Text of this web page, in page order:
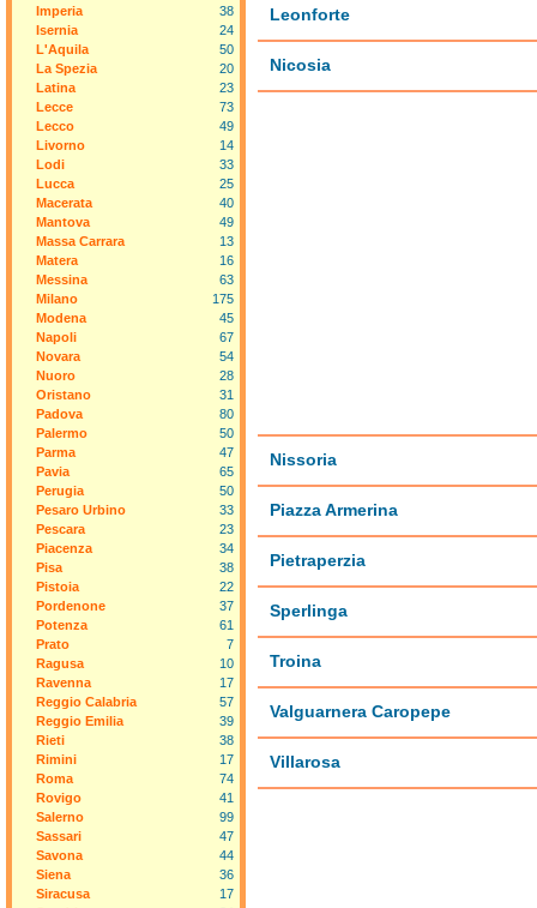
Leonforte
Nicosia
Nissoria
Piazza Armerina
Pietraperzia
Sperlinga
Troina
Valguarnera Caropepe
Villarosa
Imperia
38
Isernia
24
L'Aquila
50
La Spezia
20
Latina
23
Lecce
73
Lecco
49
Livorno
14
Lodi
33
Lucca
25
Macerata
40
Mantova
49
Massa Carrara
13
Matera
16
Messina
63
Milano
175
Modena
45
Napoli
67
Novara
54
Nuoro
28
Oristano
31
Padova
80
Palermo
50
Parma
47
Pavia
65
Perugia
50
Pesaro Urbino
33
Pescara
23
Piacenza
34
Pisa
38
Pistoia
22
Pordenone
37
Potenza
61
Prato
7
Ragusa
10
Ravenna
17
Reggio Calabria
57
Reggio Emilia
39
Rieti
38
Rimini
17
Roma
74
Rovigo
41
Salerno
99
Sassari
47
Savona
44
Siena
36
Siracusa
17